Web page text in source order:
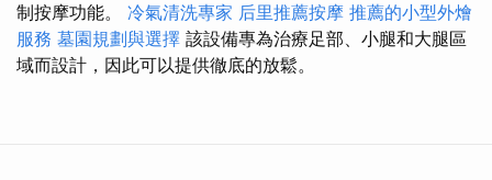
制按摩功能。 冷氣清洗專家 后里推薦按摩 推薦的小型外燴
服務 墓園規劃與選擇 該設備專為治療足部、小腿和大腿區
域而設計，因此可以提供徹底的放鬆。